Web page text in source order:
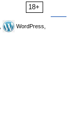
18+
WordPress,